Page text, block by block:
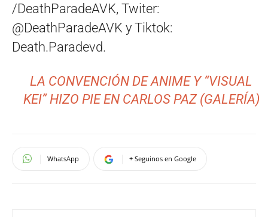
/DeathParadeAVK, Twiter:
@DeathParadeAVK y Tiktok:
Death.Paradevd.
LA CONVENCIÓN DE ANIME Y “VISUAL
KEI” HIZO PIE EN CARLOS PAZ (GALERÍA)
WhatsApp + Seguinos en Google